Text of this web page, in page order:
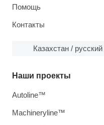
Помощь
Контакты
Казахстан / русский
Наши проекты
Autoline™
Machineryline™